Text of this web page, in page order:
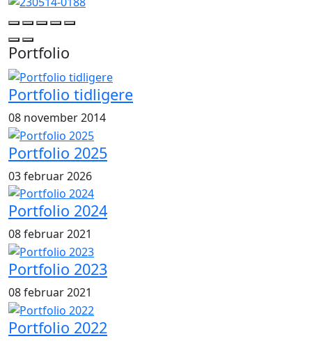
Portfolio
Portfolio tidligere
08 november 2014
Portfolio 2025
03 februar 2026
Portfolio 2024
08 februar 2021
Portfolio 2023
08 februar 2021
Portfolio 2022